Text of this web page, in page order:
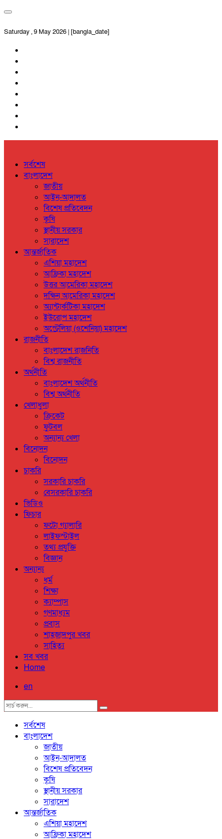
Saturday , 9 May 2026 | [bangla_date]
সর্বশেষ
বাংলাদেশ
জাতীয়
আইন-আদালত
বিশেষ প্রতিবেদন
কৃষি
স্থানীয় সরকার
সারাদেশ
আন্তর্জাতিক
এশিয়া মহাদেশ
আফ্রিকা মহাদেশ
উত্তর আমেরিকা মহাদেশ
দক্ষিন আমেরিকা মহাদেশ
অ্যান্টার্কটিকা মহাদেশ
ইউরোপ মহাদেশ
অস্ট্রেলিয়া (ওশেনিয়া) মহাদেশ
রাজনীতি
বাংলাদেশ রাজনিতি
বিশ্ব রাজনীতি
অর্থনীতি
বাংলাদেশ অর্থনীতি
বিশ্ব অর্থনীতি
খেলাধুলা
ক্রিকেট
ফুটবল
অন্যান্য খেলা
বিনোদন
বিনোদন
চাকরি
সরকারি চাকরি
বেসরকারি চাকরি
ভিডিও
ফিচার
ফটো গ্যালারি
লাইফস্টাইল
তথ্য প্রযুক্তি
বিজ্ঞান
অন্যান্য
ধর্ম
শিক্ষা
ক্যাম্পাস
গণমাধ্যম
প্রবাস
শাহজাদপুর খবর
সাহিত্য
সব খবর
Home
en
সর্বশেষ
বাংলাদেশ
জাতীয়
আইন-আদালত
বিশেষ প্রতিবেদন
কৃষি
স্থানীয় সরকার
সারাদেশ
আন্তর্জাতিক
এশিয়া মহাদেশ
আফ্রিকা মহাদেশ